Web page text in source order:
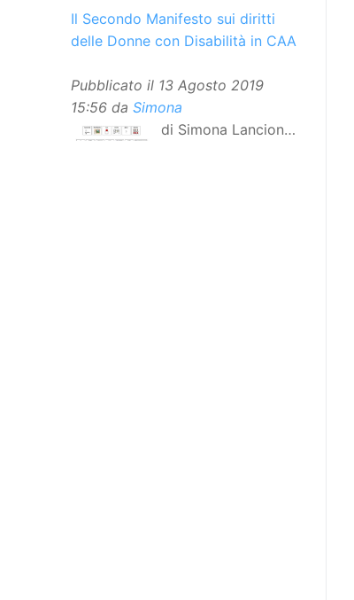
Il Secondo Manifesto sui diritti
delle Donne con Disabilità in CAA
Pubblicato il 13 Agosto 2019
15:56 da Simona
di Simona Lancioni,